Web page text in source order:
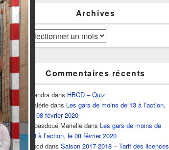
Archives
Archives
Commentaires récents
Sandra dans HBCD – Quiz
Valérie dans Les gars de moins de 13 à l’action,
le 08 février 2020
Goasdoué Marielle dans Les gars de moins de
13 à l’action, le 08 février 2020
hbcd dans Saison 2017-2018 – Tarif des licences